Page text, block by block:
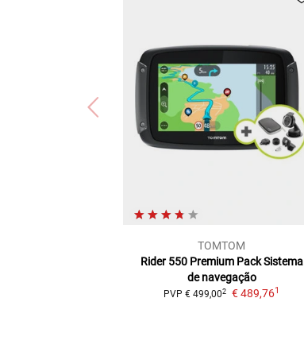
TOMTOM
Rider 550 Premium Pack Sistema
de navegação
PVP € 499,002 € 489,761